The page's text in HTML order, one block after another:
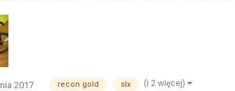
2017 recon gold slx (i 2 więcej)